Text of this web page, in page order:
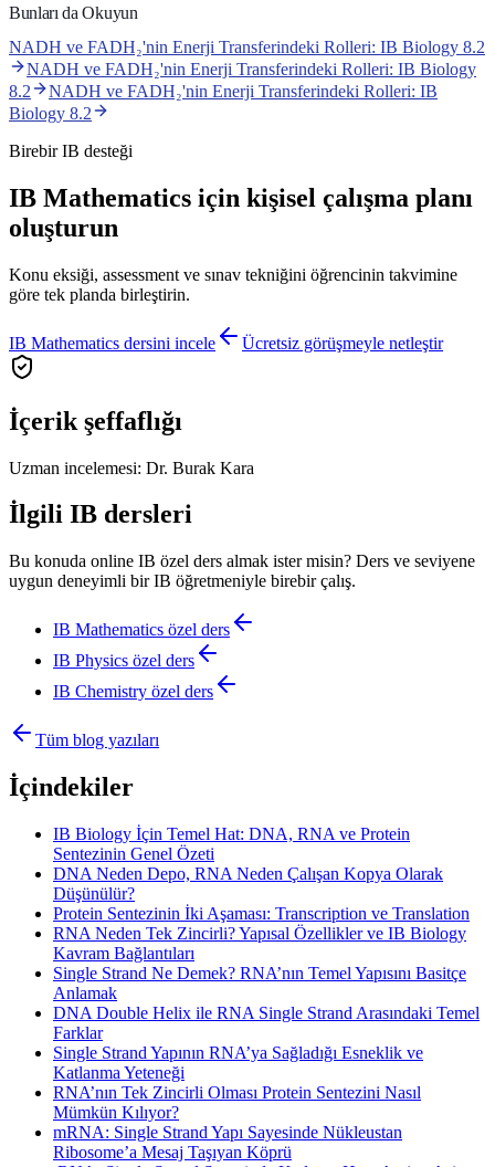
Bunları da Okuyun
NADH ve FADH₂'nin Enerji Transferindeki Rolleri: IB Biology 8.2
NADH ve FADH₂'nin Enerji Transferindeki Rolleri: IB Biology
8.2
NADH ve FADH₂'nin Enerji Transferindeki Rolleri: IB
Biology 8.2
Birebir IB desteği
IB Mathematics için kişisel çalışma planı
oluşturun
Konu eksiği, assessment ve sınav tekniğini öğrencinin takvimine
göre tek planda birleştirin.
IB Mathematics dersini incele Ücretsiz görüşmeyle netleştir
İçerik şeffaflığı
Uzman incelemesi: Dr. Burak Kara
İlgili IB dersleri
Bu konuda online IB özel ders almak ister misin? Ders ve seviyene
uygun deneyimli bir IB öğretmeniyle birebir çalış.
IB Mathematics özel ders
IB Physics özel ders
IB Chemistry özel ders
Tüm blog yazıları
İçindekiler
IB Biology İçin Temel Hat: DNA, RNA ve Protein
Sentezinin Genel Özeti
DNA Neden Depo, RNA Neden Çalışan Kopya Olarak
Düşünülür?
Protein Sentezinin İki Aşaması: Transcription ve Translation
RNA Neden Tek Zincirli? Yapısal Özellikler ve IB Biology
Kavram Bağlantıları
Single Strand Ne Demek? RNA’nın Temel Yapısını Basitçe
Anlamak
DNA Double Helix ile RNA Single Strand Arasındaki Temel
Farklar
Single Strand Yapının RNA’ya Sağladığı Esneklik ve
Katlanma Yeteneği
RNA’nın Tek Zincirli Olması Protein Sentezini Nasıl
Mümkün Kılıyor?
mRNA: Single Strand Yapı Sayesinde Nükleustan
Ribosome’a Mesaj Taşıyan Köprü